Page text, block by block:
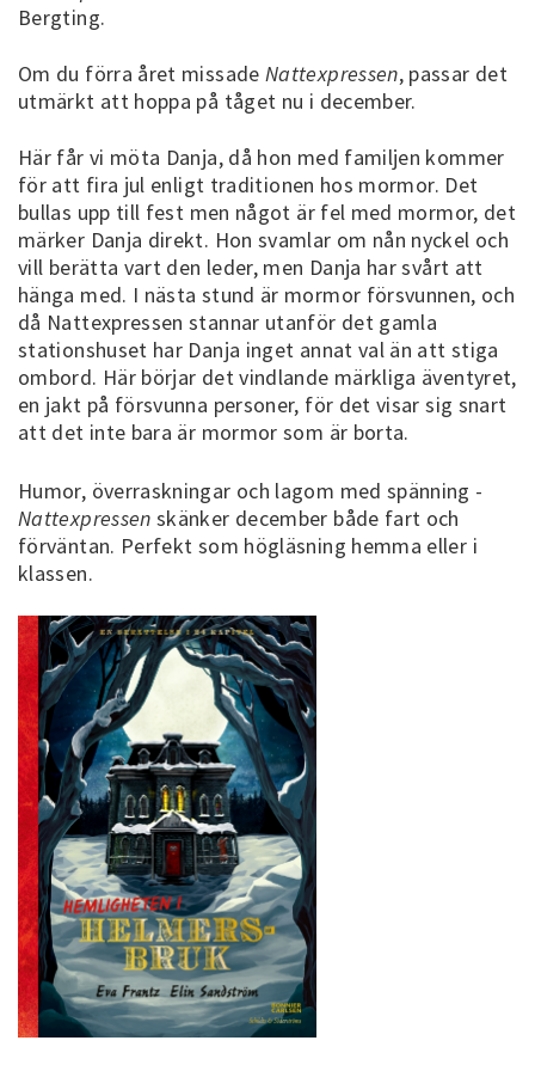
Bergting.
Om du förra året missade Nattexpressen, passar det
utmärkt att hoppa på tåget nu i december.
Här får vi möta Danja, då hon med familjen kommer
för att fira jul enligt traditionen hos mormor. Det
bullas upp till fest men något är fel med mormor, det
märker Danja direkt. Hon svamlar om nån nyckel och
vill berätta vart den leder, men Danja har svårt att
hänga med. I nästa stund är mormor försvunnen, och
då Nattexpressen stannar utanför det gamla
stationshuset har Danja inget annat val än att stiga
ombord. Här börjar det vindlande märkliga äventyret,
en jakt på försvunna personer, för det visar sig snart
att det inte bara är mormor som är borta.
Humor, överraskningar och lagom med spänning -
Nattexpressen skänker december både fart och
förväntan. Perfekt som högläsning hemma eller i
klassen.